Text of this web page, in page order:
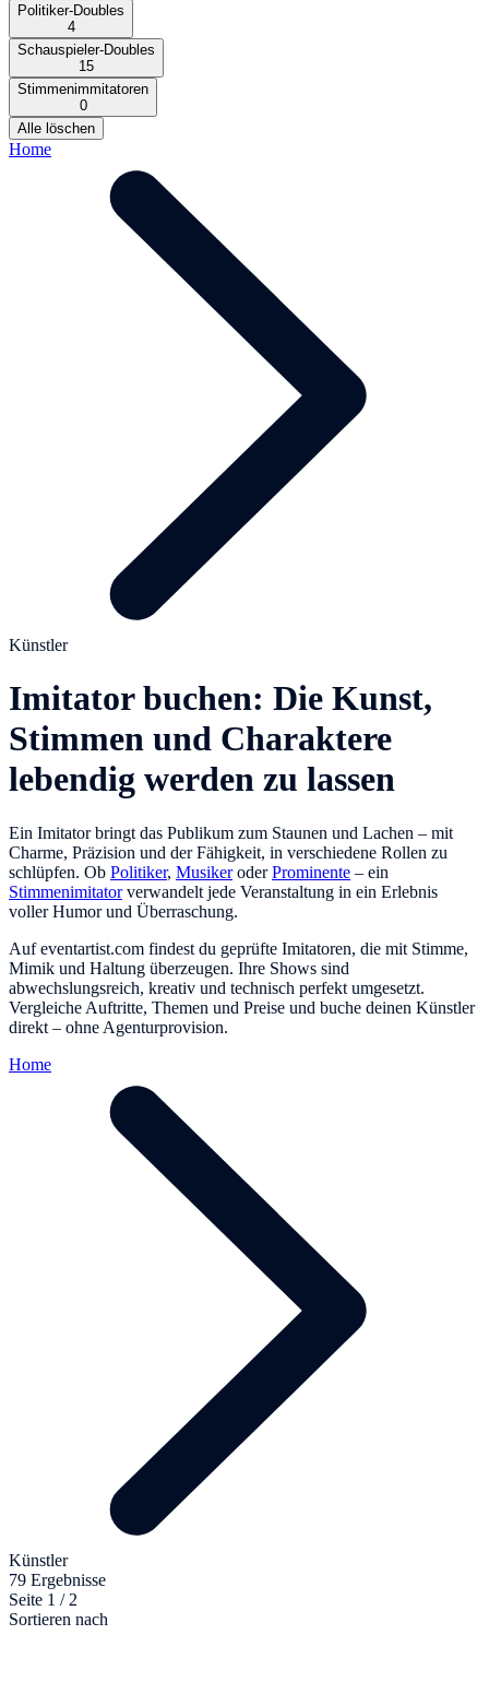
Politiker-Doubles
4
Schauspieler-Doubles
15
Stimmenimmitatoren
0
Alle löschen
Home
Künstler
Imitator buchen: Die Kunst,
Stimmen und Charaktere
lebendig werden zu lassen
Ein Imitator bringt das Publikum zum Staunen und Lachen – mit
Charme, Präzision und der Fähigkeit, in verschiedene Rollen zu
schlüpfen. Ob Politiker, MusikeroderProminente – ein
Stimmenimitatorverwandelt jede Veranstaltung in ein Erlebnis
voller Humor und Überraschung.
Auf eventartist.com findest du geprüfte Imitatoren, die mit Stimme,
Mimik und Haltung überzeugen. Ihre Shows sind
abwechslungsreich, kreativ und technisch perfekt umgesetzt.
Vergleiche Auftritte, Themen und Preise und buche deinen Künstler
direkt – ohne Agenturprovision.
Home
Künstler
79 Ergebnisse
Seite 1 / 2
Sortieren nach